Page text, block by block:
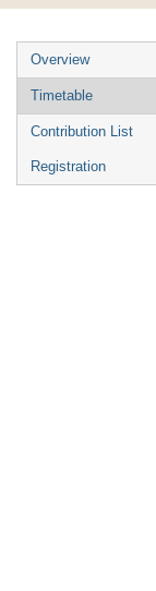
Event
menu
Overview
Timetable
Contribution List
Registration